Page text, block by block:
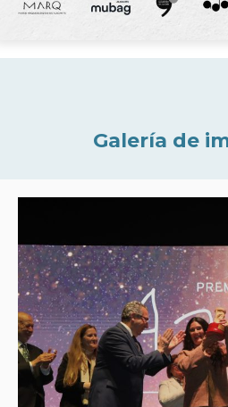
Galería de